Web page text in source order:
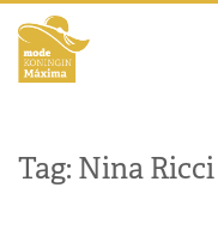
Tag: Nina Ricci